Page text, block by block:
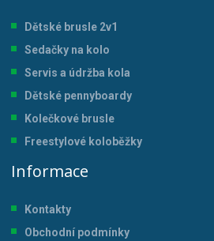
Dětské brusle 2v1
Sedačky na kolo
Servis a údržba kola
Dětské pennyboardy
Kolečkové brusle
Freestylové koloběžky
Informace
Kontakty
Obchodní podmínky